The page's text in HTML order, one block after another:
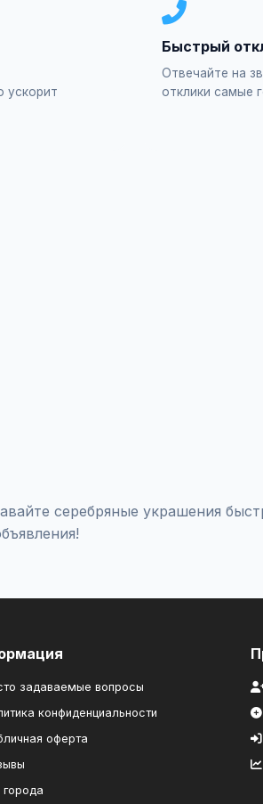
ускорит
Быстрый
Отвечайте на
отклики самые
серебряные украшения
задаваемые вопросы
конфиденциальности
оферта